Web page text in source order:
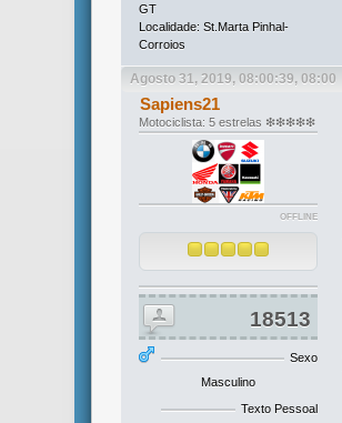
GT
Localidade: St.Marta Pinhal-
Corroios
Agosto 31, 2019, 08:00:39, 08:00
Sapiens21
Motociclista: 5 estrelas ❇❇❇❇❇
OFFLINE
18513
Sexo
Masculino
Texto Pessoal